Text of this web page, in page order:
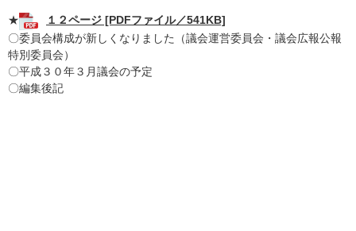
★
１２ページ [PDFファイル／541KB]
〇委員会構成が新しくなりました（議会運営委員会・議会広報公報
特別委員会）
〇平成３０年３月議会の予定
〇編集後記